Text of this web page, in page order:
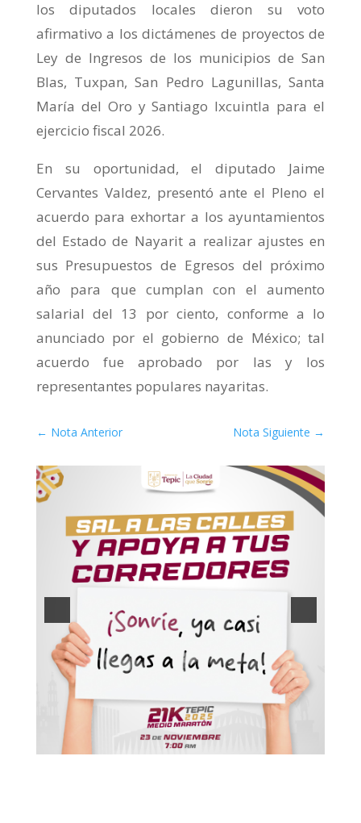
los diputados locales dieron su voto
afirmativo a los dictámenes de proyectos de
Ley de Ingresos de los municipios de San
Blas, Tuxpan, San Pedro Lagunillas, Santa
María del Oro y Santiago Ixcuintla para el
ejercicio fiscal 2026.
En su oportunidad, el diputado Jaime
Cervantes Valdez, presentó ante el Pleno el
acuerdo para exhortar a los ayuntamientos
del Estado de Nayarit a realizar ajustes en
sus Presupuestos de Egresos del próximo
año para que cumplan con el aumento
salarial del 13 por ciento, conforme a lo
anunciado por el gobierno de México; tal
acuerdo fue aprobado por las y los
representantes populares nayaritas.
← Nota Anterior Nota Siguiente →